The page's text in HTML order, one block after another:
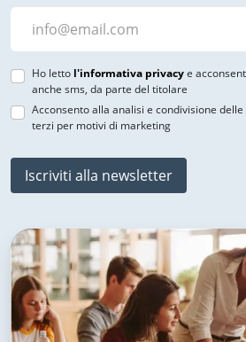
Ho letto l'informativa privacye
anche sms, da parte del titolare
Acconsento alla analisi e condivisione
terzi per motivi di marketing
Iscriviti alla newsletter